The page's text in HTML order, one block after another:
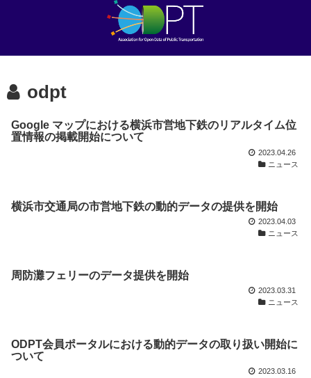
odpt
Google マップにおける横浜市営地下鉄のリアルタイム位
置情報の掲載開始について
2023.04.26
ニュース
横浜市交通局の市営地下鉄の動的データの提供を開始
2023.04.03
ニュース
周防灘フェリーのデータ提供を開始
2023.03.31
ニュース
ODPT会員ポータルにおける動的データの取り扱い開始に
ついて
2023.03.16